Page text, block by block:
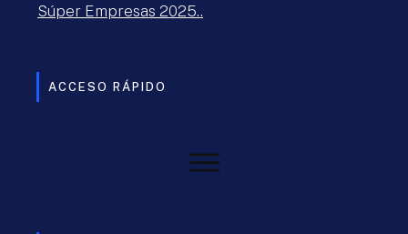
Súper Empresas 2025..
ACCESO RÁPIDO